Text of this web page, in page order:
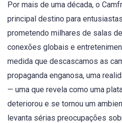
Por mais de uma década, o
principal destino para
prometendo milhares de salas
conexões globais e
medida que descascamos as
propaganda enganosa, uma
— uma que revela como uma
deteriorou e se tornou um
levanta sérias preocupações